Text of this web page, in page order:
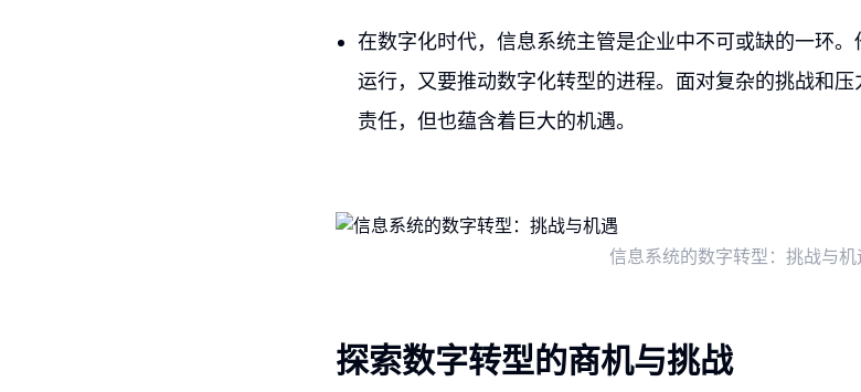
在数字化时代，信息系统主管是企业中不可或缺的一环
运行，又要推动数字化转型的进程。面对复杂的挑战和
责任，但也蕴含着巨大的机遇。
信息系统的数字转型：挑战与机
探索数字转型的商机与挑战